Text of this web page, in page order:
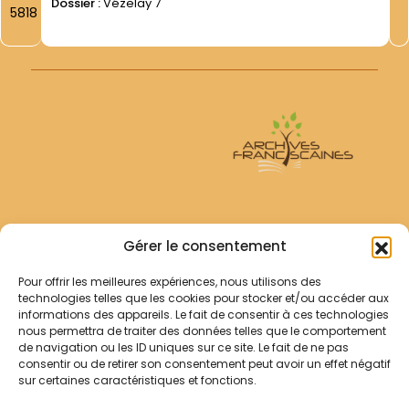
Gérer le consentement
Pour offrir les meilleures expériences, nous utilisons des
technologies telles que les cookies pour stocker et/ou accéder aux
informations des appareils. Le fait de consentir à ces technologies
nous permettra de traiter des données telles que le comportement
de navigation ou les ID uniques sur ce site. Le fait de ne pas
consentir ou de retirer son consentement peut avoir un effet négatif
sur certaines caractéristiques et fonctions.
5818
Archives Franciscaines
RECHERCHER
Comment chercher ?
Les archives
Notre démarche